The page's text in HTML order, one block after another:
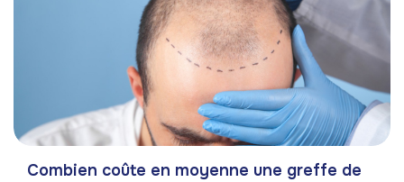
Combien coûte en moyenne une greffe de